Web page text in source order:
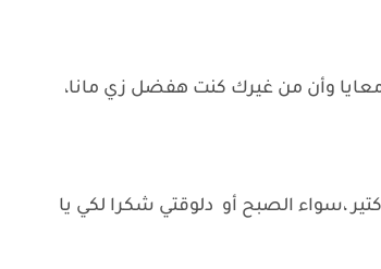
وأن من غيرك كنت هفضل زي مانا،
،سواء الصبح أو دلوقتي شكرا لكي يا